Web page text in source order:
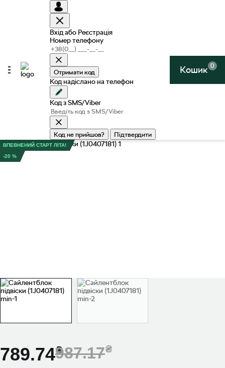
Кошик 0
Вхід або Реєстрація
Номер телефону
Отримати код
Код надіслано на телефон
Код з SMS/Viber
Код не прийшов? Підтвердити
ВПЕВНЕНИЙ СТАРТ ЛІТА!
-20 %
789.74987.17